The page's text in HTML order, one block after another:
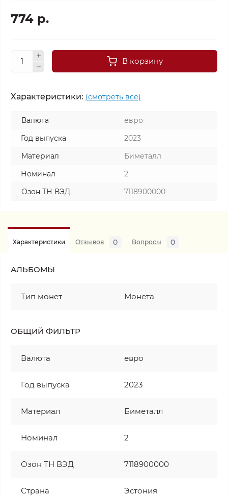
774 р.
В корзину
Характеристики: (смотреть все)
Валюта
евро
Год выпуска
2023
Материал
Биметалл
Номинал
2
Озон ТН ВЭД
7118900000
Характеристики Отзывов 0 Вопросы 0
АЛЬБОМЫ
Тип монет Монета
ОБЩИЙ ФИЛЬТР
Валюта евро
Год выпуска 2023
Материал Биметалл
Номинал 2
Озон ТН ВЭД 7118900000
Страна Эстония